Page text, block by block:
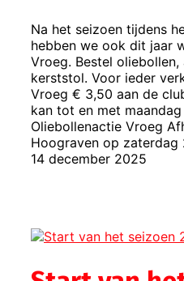
Na het seizoen tijdens
hebben we ook dit jaar
Vroeg. Bestel
kerststol. Voor ieder
Vroeg € 3,50 aan de
kan tot en met
Oliebollenactie Vroeg
Hoograven op zaterdag
14 december 2025